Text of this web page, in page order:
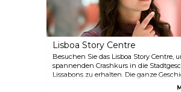
Lisboa Story Centre
Besuchen Sie das Lisboa Story Centre,
spannenden Crashkurs in die
Lissabons zu erhalten. Die ganze
60 Minuten, so dass man sich leicht Zeit